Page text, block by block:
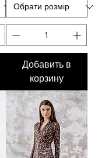
Добавить в
корзину